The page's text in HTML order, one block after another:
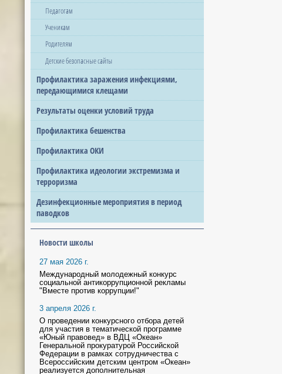
Педагогам
Ученикам
Родителям
Детские безопасные сайты
Профилактика заражения инфекциями,
передающимися клещами
Результаты оценки условий труда
Профилактика бешенства
Профилактика ОКИ
Профилактика идеологии экстремизма и
терроризма
Дезинфекционные мероприятия в период
паводков
Новости школы
27 мая 2026 г.
Международный молодежный конкурс
социальной антикоррупционной рекламы
"Вместе против коррупции!"
3 апреля 2026 г.
О проведении конкурсного отбора детей
для участия в тематической программе
«Юный правовед» в ВДЦ «Океан»
Генеральной прокуратурой Российской
Федерации в рамках сотрудничества с
Всероссийским детским центром «Океан»
реализуется дополнительная